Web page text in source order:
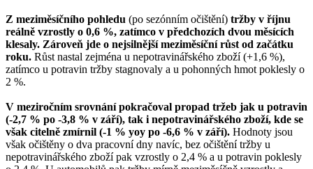
Z meziměsíčního pohledu (po sezónním očištění) tržby v říjnu
reálně vzrostly o 0,6 %, zatímco v předchozích dvou měsících
klesaly. Zároveň jde o nejsilnější meziměsíční růst od začátku
roku. Růst nastal zejména u nepotravinářského zboží (+1,6 %),
zatímco u potravin tržby stagnovaly a u pohonných hmot poklesly o
2 %.
V meziročním srovnání pokračoval propad tržeb jak u potravin
(-2,7 % po -3,8 % v září), tak i nepotravinářského zboží, kde se
však citelně zmírnil (-1 % yoy po -6,6 % v září). Hodnoty jsou
však očištěny o dva pracovní dny navíc, bez očištění tržby u
nepotravinářského zboží pak vzrostly o 2,4 % a u potravin poklesly